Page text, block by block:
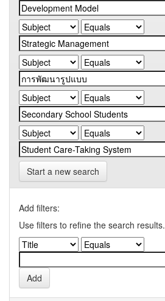
Start a new search
Add filters:
Use filters to refine the search results.